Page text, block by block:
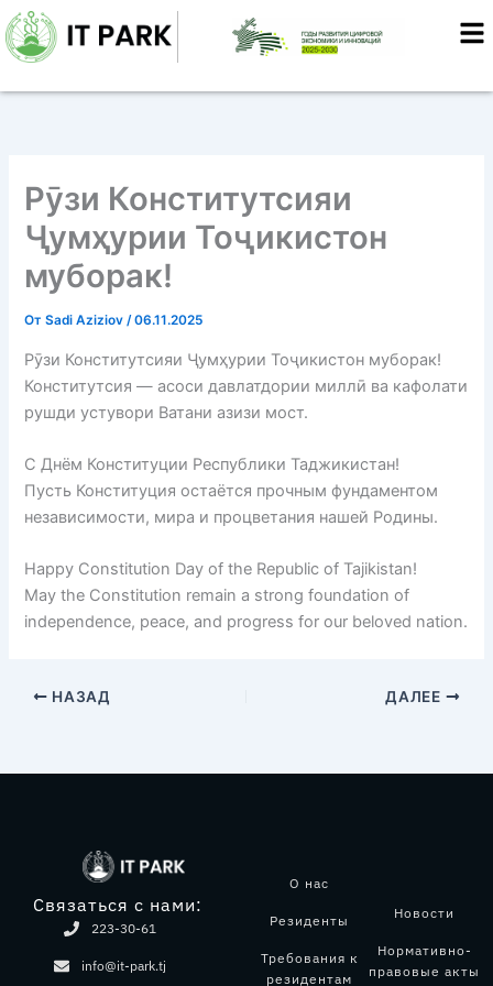
Перейти
к
содержимому
Рӯзи Конститутсияи
Ҷумҳурии Тоҷикистон
муборак!
ОтSadi Aziziov/06.11.2025
Рӯзи Конститутсияи Ҷумҳурии Тоҷикистон муборак!
Конститутсия — асоси давлатдории миллӣ ва кафолати
рушди устувори Ватани азизи мост.
С Днём Конституции Республики Таджикистан!
Пусть Конституция остаётся прочным фундаментом
независимости, мира и процветания нашей Родины.
Happy Constitution Day of the Republic of Tajikistan!
May the Constitution remain a strong foundation of
independence, peace, and progress for our beloved nation.
НАЗАД ДАЛЕЕ
Связаться с нами:
223-30-61
info@it-park.tj
О нас
Резиденты
Требования к
резидентам
Новости
Нормативно-
правовые акты